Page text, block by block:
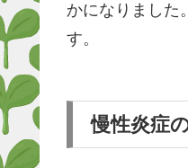
かになりました
す。
慢性炎症